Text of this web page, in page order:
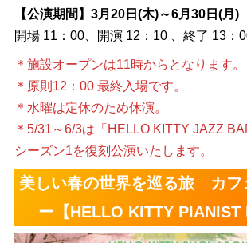
【公演期間】3月20日(木)～6月30日(月)
開場 11：00、開演 12：10 、終了 13：
＊施設オープンは11時からとなります。
＊原則12：00 最終入場です。
＊水曜は定休のため休演。
＊5/31～6/3は「HELLO KITTY JAZZ
シーズン1を復刻公演いたします。
美しい春の世界を巡る旅 カフ
ー【HELLO KITTY PIANIST